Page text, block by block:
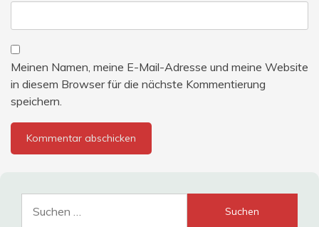
Meinen Namen, meine E-Mail-Adresse und meine Website
in diesem Browser für die nächste Kommentierung
speichern.
nach: